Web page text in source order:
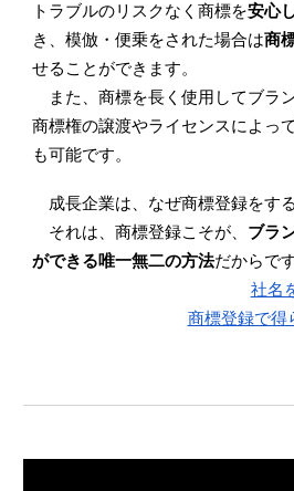
トラブルのリスクなく商標を安心
き、模倣・便乗をされた場合は商
せることができます。
また、商標を長く使用してブラ
商標権の譲渡やライセンスによっ
も可能です。
成長企業は、なぜ商標登録をす
それは、商標登録こそが、 ブラ
ができる唯一無二の方法だからです
社名
商標登録で得